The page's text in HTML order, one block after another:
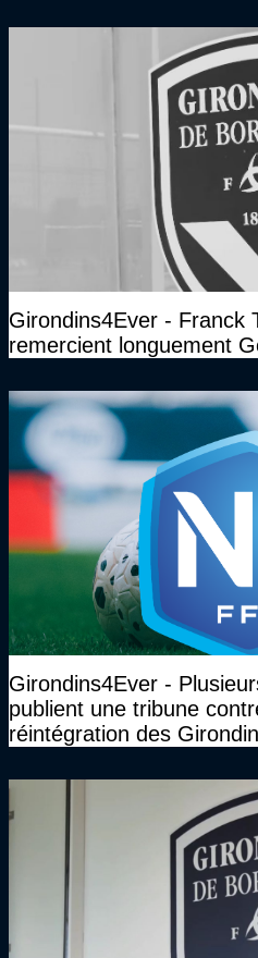
Girondins4Ever - Franck
remercient longuement
Girondins4Ever -
publient une tribune
réintégration des